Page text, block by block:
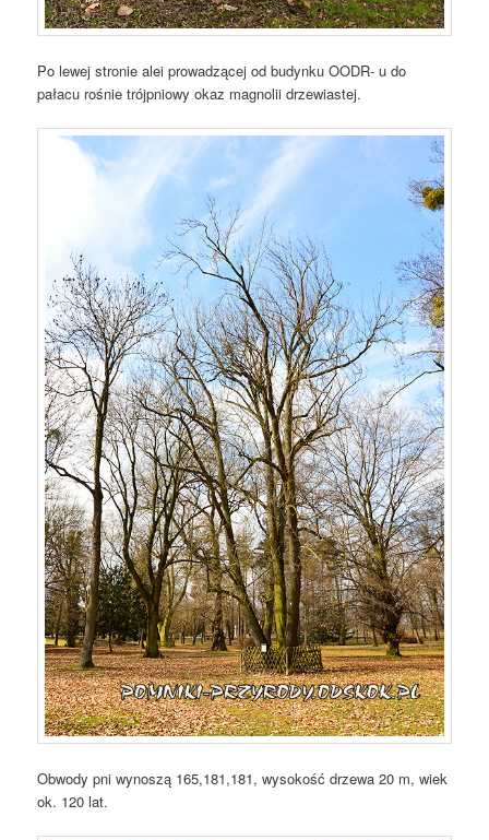
Po lewej stronie alei prowadzącej od budynku OODR- u do
pałacu rośnie trójpniowy okaz magnolii drzewiastej.
Obwody pni wynoszą 165,181,181, wysokość drzewa 20 m, wiek
ok. 120 lat.